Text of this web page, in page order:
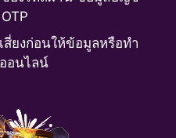
ยงก่อนให้ข้อมูลหรือทำ
อนไลน์